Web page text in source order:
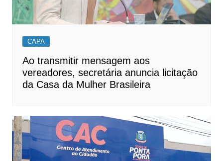
CAPA
Ao transmitir mensagem aos
vereadores, secretária anuncia licitação
da Casa da Mulher Brasileira